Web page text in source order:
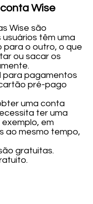
Wise
Wise são
têm uma
para o outro, o que
ou sacar os
para pagamentos
pré-pago
uma conta
ter uma
em
ao mesmo tempo,
gratuitas.